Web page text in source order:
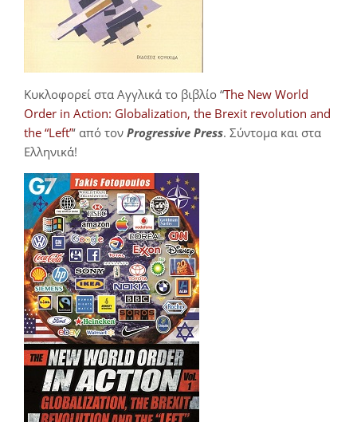
Κυκλοφορεί στα Αγγλικά το βιβλίο “The New World
Order in Action: Globalization, the Brexit revolution and
the “Left”‘ από τον Progressive Press. Σύντομα και στα
Ελληνικά!